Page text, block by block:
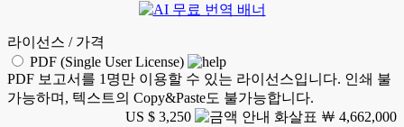
라이선스 / 가격
PDF (Single User License)
PDF 보고서를 1명만 이용할 수 있는 라이선스입니다. 인쇄 불
가능하며, 텍스트의 Copy&Paste도 불가능합니다.
US $ 3,250
￦ 4,662,000